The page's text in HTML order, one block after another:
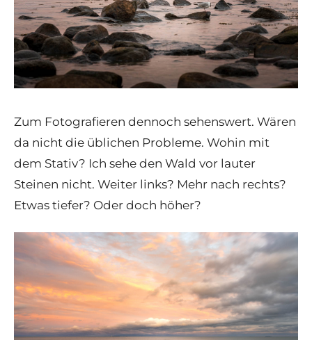
Zum Fotografieren dennoch sehenswert. Wären
da nicht die üblichen Probleme. Wohin mit
dem Stativ? Ich sehe den Wald vor lauter
Steinen nicht. Weiter links? Mehr nach rechts?
Etwas tiefer? Oder doch höher?